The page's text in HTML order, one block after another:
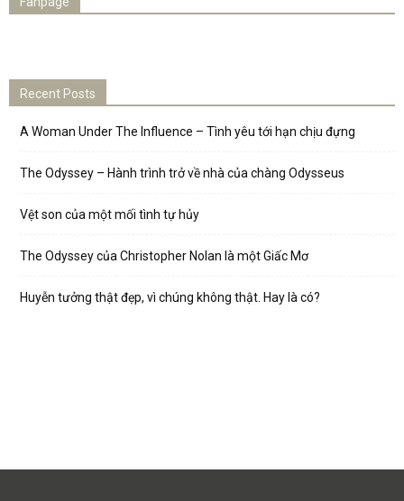
Recent Posts
A Woman Under The Influence – Tình yêu tới hạn chịu đựng
The Odyssey – Hành trình trở về nhà của chàng Odysseus
Vệt son của một mối tình tự hủy
The Odyssey của Christopher Nolan là một Giấc Mơ
Huyễn tưởng thật đẹp, vì chúng không thật. Hay là có?